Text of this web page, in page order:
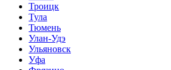
Троицк
Тула
Тюмень
Улан-Удэ
Ульяновск
Уфа